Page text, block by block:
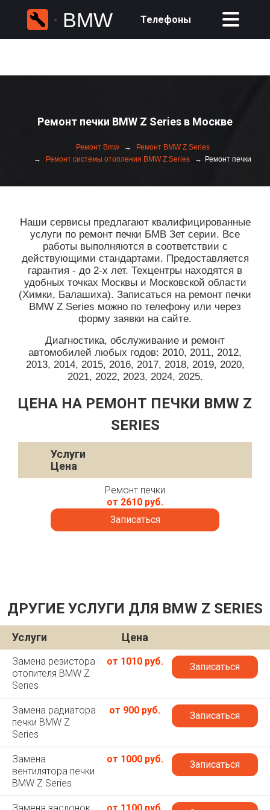
BMW Телефоны
Ремонт печки BMW Z Series в Москве
Ремонт Bmw
Ремонт BMW Z Series
Ремонт системы отопления BMW Z Series
Ремонт печки
Наши сервисы предлагают квалифицированные
услуги по ремонт печки БМВ Зет серии. Все
работы выполняются в соответствии с
действующими стандартами. Предоставляется
гарантия - до 2-х лет. Техцентры находятся в
удобных точках Москвы и Московской области
(Химки, Балашиха). Записаться на ремонт печки
BMW Z Series можно по телефону или через
форму заявки на сайте.
Диагностика, обслуживание и ремонт
автомобилей любых годов: 2010, 2011, 2012,
2013, 2014, 2015, 2016, 2017, 2018, 2019, 2020,
2021, 2022, 2023, 2024, 2025.
ЦЕНА НА РЕМОНТ ПЕЧКИ BMW Z
SERIES
Услуги
Цена
Ремонт печки
от 2610 руб.
Записаться
ДРУГИЕ УСЛУГИ ДЛЯ BMW Z SERIES
Услуги Цена
Замена резистора
отопителя BMW Z
Series
от 1010 руб. Записаться
Замена радиатора
печки BMW Z
Series
от 900 руб. Записаться
Замена
вентилятора печки
BMW Z Series
от 1000 руб. Записаться